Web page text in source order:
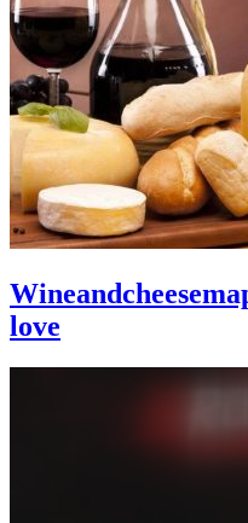
love